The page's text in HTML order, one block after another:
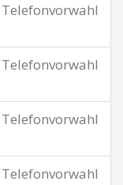
Telefonvorwahl
Telefonvorwahl
Telefonvorwahl
Telefonvorwahl